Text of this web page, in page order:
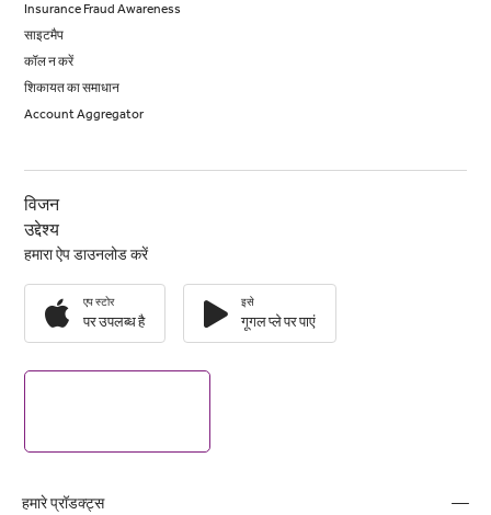
Insurance Fraud Awareness
साइटमैप
कॉल न करें
शिकायत का समाधान
Account Aggregator
विजन
उद्देश्य
हमारा ऐप डाउनलोड करें
एप स्टोर
पर उपलब्ध है
इसे
गूगल प्ले पर पाएं
हमारे प्रॉडक्ट्स